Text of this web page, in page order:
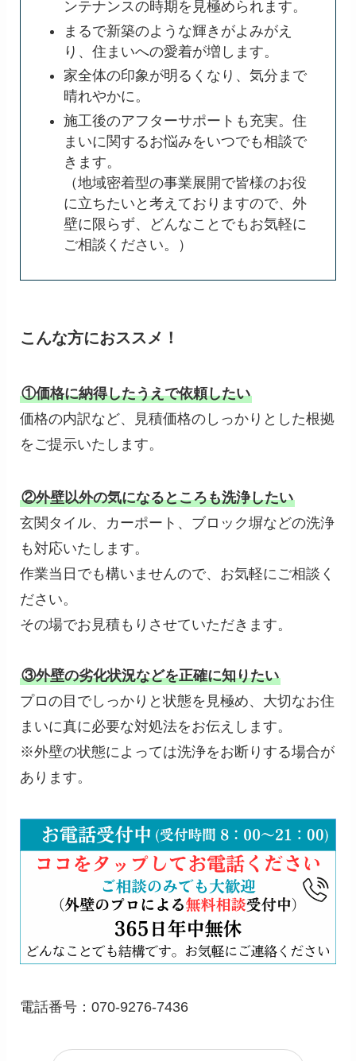
ンテナンスの時期を見極められます。
まるで新築のような輝きがよみがえ
り、住まいへの愛着が増します。
家全体の印象が明るくなり、気分まで
晴れやかに。
施工後のアフターサポートも充実。住
まいに関するお悩みをいつでも相談で
きます。
（地域密着型の事業展開で皆様のお役
に立ちたいと考えておりますので、外
壁に限らず、どんなことでもお気軽に
ご相談ください。）
こんな方におススメ！
①価格に納得したうえで依頼したい
価格の内訳など、見積価格のしっかりとした根拠
をご提示いたします。
②外壁以外の気になるところも洗浄したい
玄関タイル、カーポート、ブロック塀などの洗浄
も対応いたします。
作業当日でも構いませんので、お気軽にご相談く
ださい。
その場でお見積もりさせていただきます。
③外壁の劣化状況などを正確に知りたい
プロの目でしっかりと状態を見極め、大切なお住
まいに真に必要な対処法をお伝えします。
※外壁の状態によっては洗浄をお断りする場合が
あります。
電話番号：070-9276-7436